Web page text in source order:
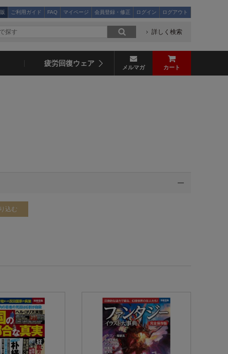
ご利用ガイド FAQ マイページ 会員登録・修正 ログイン ログアウト
詳しく検索
疲労回復ウェア メルマガ カート
込む